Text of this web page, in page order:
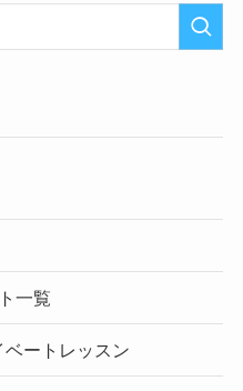
一覧
ートレッスン